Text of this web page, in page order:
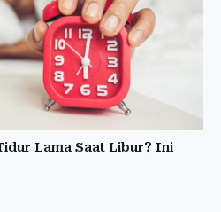
Lama Saat Libur? Ini